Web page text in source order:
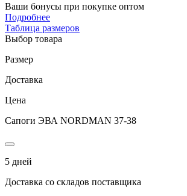
Ваши бонусы при покупке оптом
Подробнее
Таблица размеров
Выбор товара
Размер
Доставка
Цена
Сапоги ЭВА NORDMAN 37-38
5 дней
Доставка со складов поставщика